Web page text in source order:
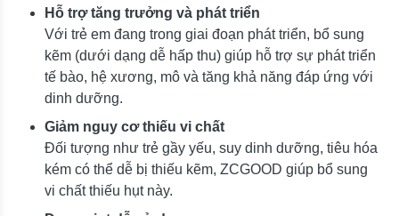
Hỗ trợ tăng trưởng và phát triển
Với trẻ em đang trong giai đoạn phát triển, bổ sung
kẽm (dưới dạng dễ hấp thu) giúp hỗ trợ sự phát triển
tế bào, hệ xương, mô và tăng khả năng đáp ứng với
dinh dưỡng.
Giảm nguy cơ thiếu vi chất
Đối tượng như trẻ gầy yếu, suy dinh dưỡng, tiêu hóa
kém có thể dễ bị thiếu kẽm, ZCGOOD giúp bổ sung
vi chất thiếu hụt này.